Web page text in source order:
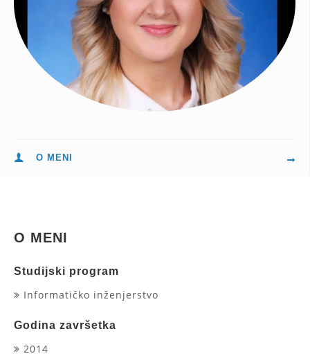
O MENI
O MENI
Studijski program
Informatičko inženjerstvo
Godina završetka
2014